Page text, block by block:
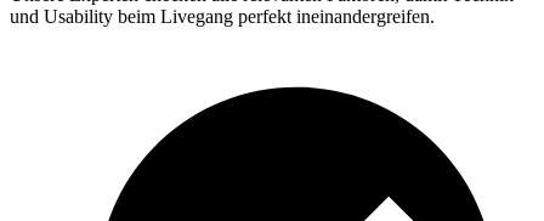
und Usability beim Livegang perfekt ineinandergreifen.